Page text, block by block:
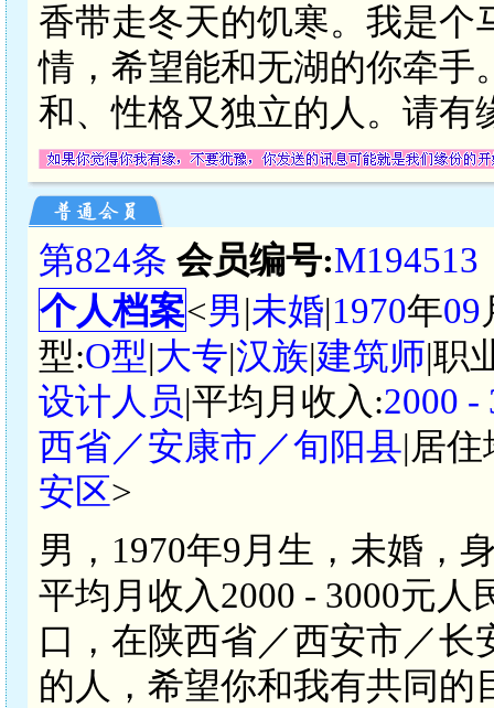
香带走冬天的饥寒。我是个
情，希望能和无湖的你牵手
和、性格又独立的人。请有
第824条 会员编号:M194513
个人档案<男|未婚|1970年09
型:O型|大专|汉族|建筑师|职
设计人员|平均月收入:2000 -
西省／安康市／旬阳县|居住
安区>
男，1970年9月生，未婚，
平均月收入2000 - 3000元
口，在陕西省／西安市／
的人，希望你和我有共同